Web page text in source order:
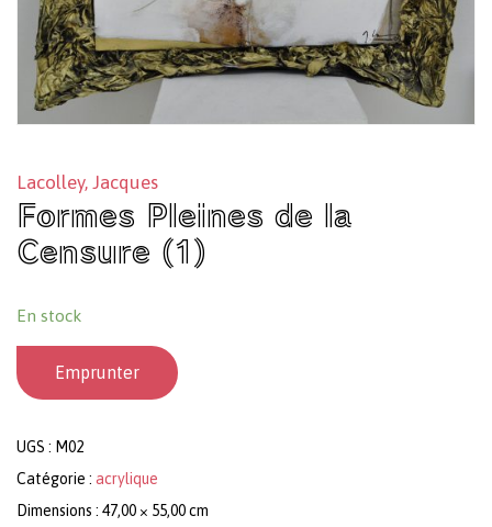
Lacolley, Jacques
Formes Pleines de la
Censure (1)
En stock
Emprunter
UGS : M02
Catégorie : acrylique
Dimensions : 47,00 × 55,00 cm